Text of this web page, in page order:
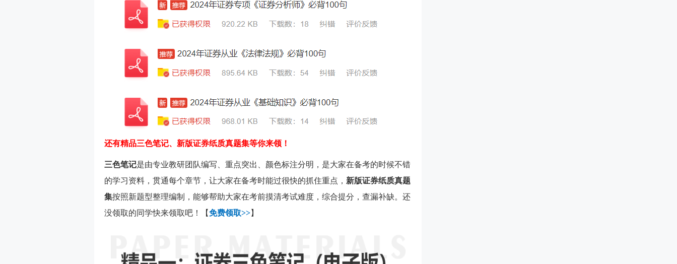
还有精品三色笔记、新版证券纸质真题集等你来领！
三色笔记是由专业教研团队编写、重点突出、颜色标注分明，是大家在备考的时候不错
的学习资料，贯通每个章节，让大家在备考时能过很快的抓住重点， 新版证券纸质真题
集按照新题型整理编制，能够帮助大家在考前摸清考试难度，综合提分，查漏补缺。还
没领取的同学快来领取吧！【免费领取>>】